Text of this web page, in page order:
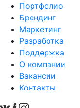
Портфолио
Брендинг
Маркетинг
Разработка
Поддержка
О компании
Вакансии
Контакты